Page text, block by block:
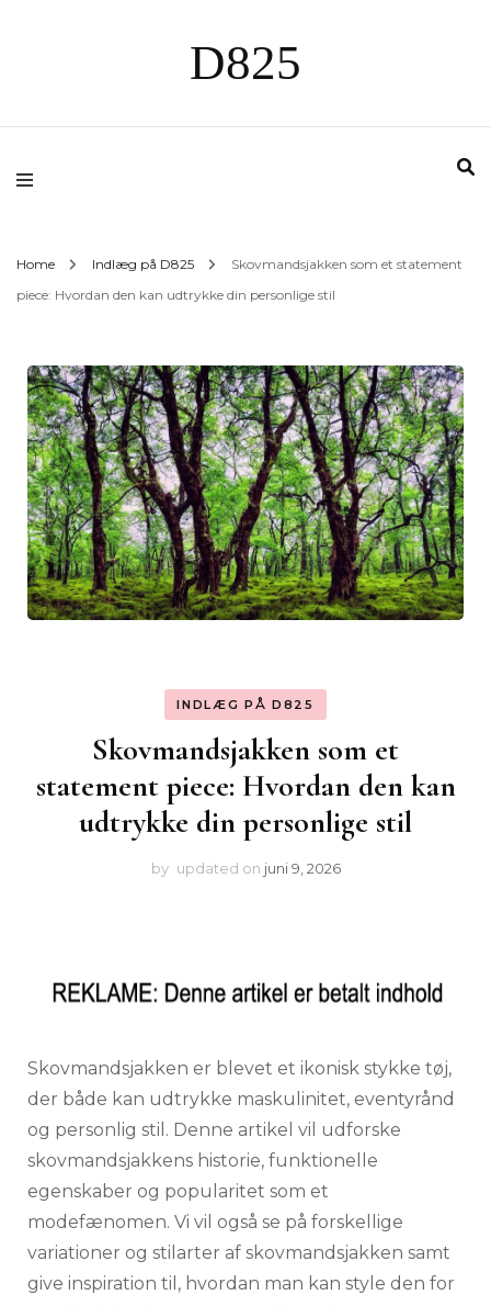
D825
Home Indlæg på D825
Skovmandsjakken som et statement
piece: Hvordan den kan udtrykke din personlige stil
INDLÆG PÅ D825
Skovmandsjakken som et
statement piece: Hvordan den kan
udtrykke din personlige stil
by updated on juni 9, 2026
Skovmandsjakken er blevet et ikonisk stykke tøj,
der både kan udtrykke maskulinitet, eventyrånd
og personlig stil. Denne artikel vil udforske
skovmandsjakkens historie, funktionelle
egenskaber og popularitet som et
modefænomen. Vi vil også se på forskellige
variationer og stilarter af skovmandsjakken samt
give inspiration til, hvordan man kan style den for